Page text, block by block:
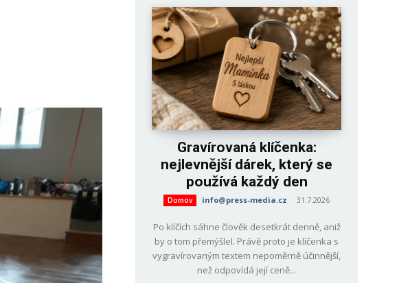
Gravírovaná klíčenka:
nejlevnější dárek, který se
používá každý den
Domov info@press-media.cz - 31.7.2026
Po klíčích sáhne člověk desetkrát denně, aniž
by o tom přemýšlel. Právě proto je klíčenka s
vygravírovaným textem nepoměrně účinnější,
než odpovídá její ceně...